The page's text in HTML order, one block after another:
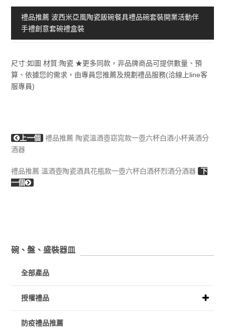
禮品推薦 波西米亞風陶瓷飯碗餐具禮品碗套裝開業活動伴
手禮創意套碗禮盒裝
尺寸:如圖 材質:陶瓷 ★更多同款，非品牌商品可提供數量、預
算、依據您的需求，由專員您推薦及規劃禮品服務(洽線上line客
服專員)
上一個
禮品推薦 陶瓷溫酒壺窈窕款一壺六杯白酒小杯黃酒分
酒器
禮品推薦 溫酒壺陶瓷酒具花瓶款一壺六杯白酒杯烈酒分酒器 下
一個
碗、盤、盛裝器皿
全部產品
授權禮品
防疫禮品推薦